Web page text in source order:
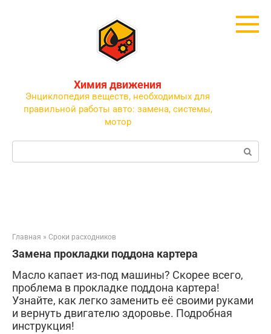
Химия движения
Энциклопедия веществ, необходимых для
правильной работы авто: замена, системы,
мотор
Поиск:
Главная » Сроки расходников
Замена прокладки поддона картера
Масло капает из-под машины? Скорее всего,
проблема в прокладке поддона картера!
Узнайте, как легко заменить её своими руками
и вернуть двигателю здоровье. Подробная
инструкция!